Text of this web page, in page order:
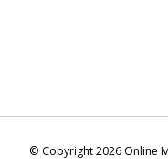
© Copyright 2026 Online